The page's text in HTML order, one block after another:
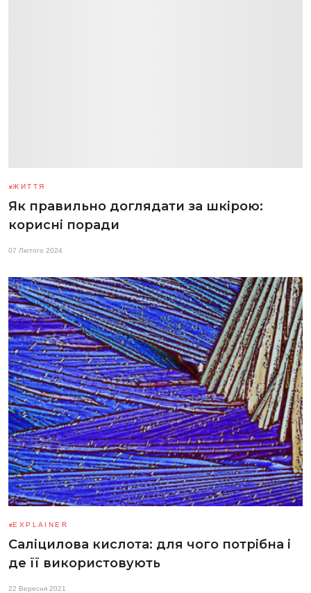
ЖИТТЯ
Як правильно доглядати за шкірою:
корисні поради
07 Лютого 2024
EXPLAINER
Саліцилова кислота: для чого потрібна і
де її використовують
22 Вересня 2021